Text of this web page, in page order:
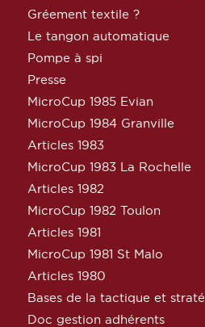
Gréement textile ?
Le tangon automatique
Pompe à spi
Presse
MicroCup 1985 Evian
MicroCup 1984 Granville
Articles 1983
MicroCup 1983 La Rochelle
Articles 1982
MicroCup 1982 Toulon
Articles 1981
MicroCup 1981 St Malo
Articles 1980
Bases de la tactique et
Doc gestion adhérents